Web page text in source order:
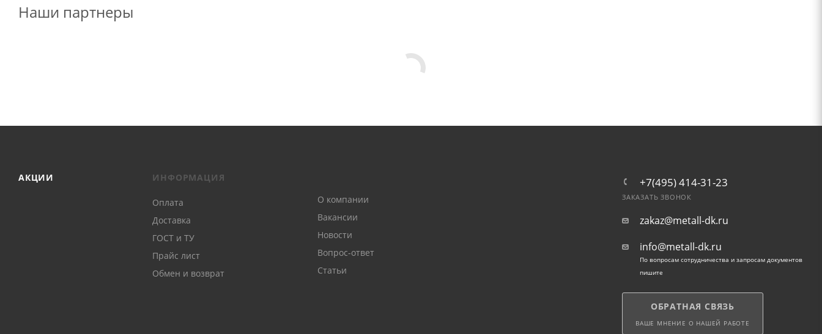
Наши партнеры
АКЦИИ ИНФОРМАЦИЯ
Оплата
Доставка
ГОСТ и ТУ
Прайс лист
Обмен и возврат
О компании
Вакансии
Новости
Вопрос-ответ
Статьи
+7(495) 414-31-23
ЗАКАЗАТЬ ЗВОНОК
zakaz@metall-dk.ru
info@metall-dk.ru
По вопросам сотрудничества и запросам документов
пишите
ОБРАТНАЯ СВЯЗЬ
ВАШЕ МНЕНИЕ О НАШЕЙ РАБОТЕ